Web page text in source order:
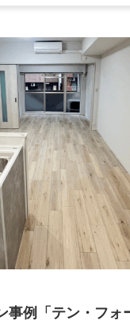
事例「テン・フォ